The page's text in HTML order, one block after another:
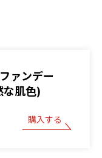
ァンデー
肌色)
購入する